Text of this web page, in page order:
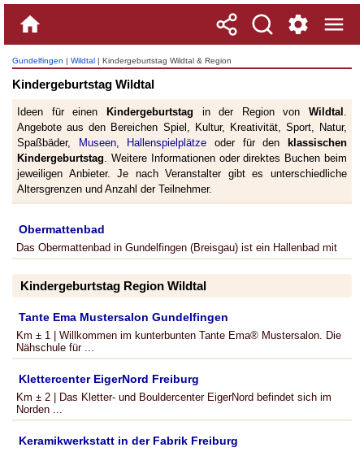
Gundelfingen | Wildtal | Kindergeburtstag Wildtal & Region
Kindergeburtstag Wildtal
Ideen für einen Kindergeburtstag in der Region von Wildtal .
Angebote aus den Bereichen Spiel, Kultur, Kreativität, Sport, Natur,
Spaßbäder,
Museen, Hallenspielplätze oder für den
klassischen
Kindergeburtstag. Weitere Informationen oder direktes Buchen beim
jeweiligen Anbieter. Je nach Veranstalter gibt es unterschiedliche
Altersgrenzen und Anzahl der Teilnehmer.
Obermattenbad
Das Obermattenbad in Gundelfingen (Breisgau) ist ein Hallenbad mit
Kindergeburtstag Region Wildtal
Tante Ema Mustersalon Gundelfingen
Km ± 1 | Willkommen im kunterbunten Tante Ema® Mustersalon. Die
Nähschule für ...
Klettercenter EigerNord Freiburg
Km ± 2 | Das Kletter- und Bouldercenter EigerNord befindet sich im
Norden ...
Keramikwerkstatt in der Fabrik Freiburg